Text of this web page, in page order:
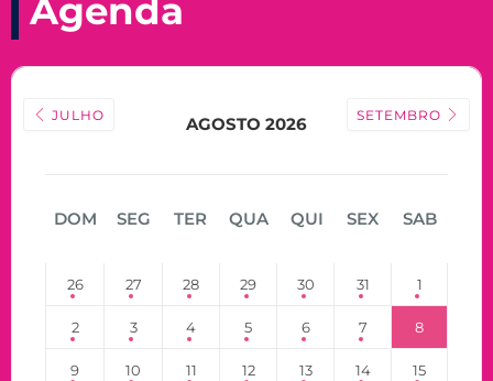
Agenda
JULHO AGOSTO 2026 SETEMBRO
DOM SEG TER QUA QUI SEX SAB
26 27 28 29 30 31 1
2 3 4 5 6 7 8
9 10 11 12 13 14 15